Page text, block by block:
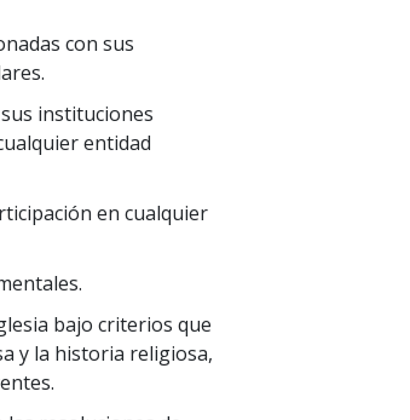
con sus
instituciones
entidad
en cualquier
bajo criterios que
y la historia religiosa,